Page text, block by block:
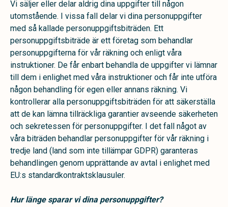
Vi säljer eller delar aldrig dina uppgifter till någon
utomstående. I vissa fall delar vi dina personuppgifter
med så kallade personuppgiftsbiträden. Ett
personuppgiftsbiträde är ett företag som behandlar
personuppgifterna för vår räkning och enligt våra
instruktioner. De får enbart behandla de uppgifter vi lämnar
till dem i enlighet med våra instruktioner och får inte utföra
någon behandling för egen eller annans räkning. Vi
kontrollerar alla personuppgiftsbiträden för att säkerställa
att de kan lämna tillräckliga garantier avseende säkerheten
och sekretessen för personuppgifter. I det fall något av
våra biträden behandlar personuppgifter för vår räkning i
tredje land (land som inte tillämpar GDPR) garanteras
behandlingen genom upprättande av avtal i enlighet med
EU:s standardkontraktsklausuler.
Hur länge sparar vi dina personuppgifter?